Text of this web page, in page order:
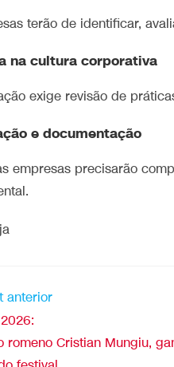
terão de identificar,
na cultura corporativa
exige revisão de
e documentação
empresas precisarão
anterior
romeno Cristian Mungiu,